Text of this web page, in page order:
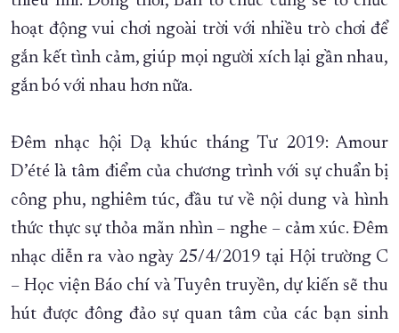
hoạt động vui chơi ngoài trời với nhiều trò chơi để
gắn kết tình cảm, giúp mọi người xích lại gần nhau,
gắn bó với nhau hơn nữa.
Đêm nhạc hội Dạ khúc tháng Tư 2019: Amour
D’été là tâm điểm của chương trình với sự chuẩn bị
công phu, nghiêm túc, đầu tư về nội dung và hình
thức thực sự thỏa mãn nhìn – nghe – cảm xúc. Đêm
nhạc diễn ra vào ngày 25/4/2019 tại Hội trường C
– Học viện Báo chí và Tuyên truyền, dự kiến sẽ thu
hút được đông đảo sự quan tâm của các bạn sinh